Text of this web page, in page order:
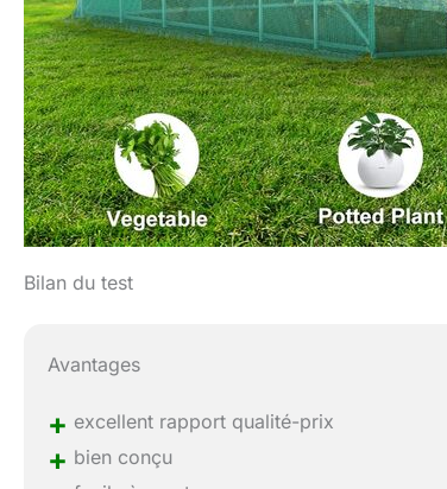
Bilan du test
Avantages
+ excellent rapport qualité-prix
+ bien conçu